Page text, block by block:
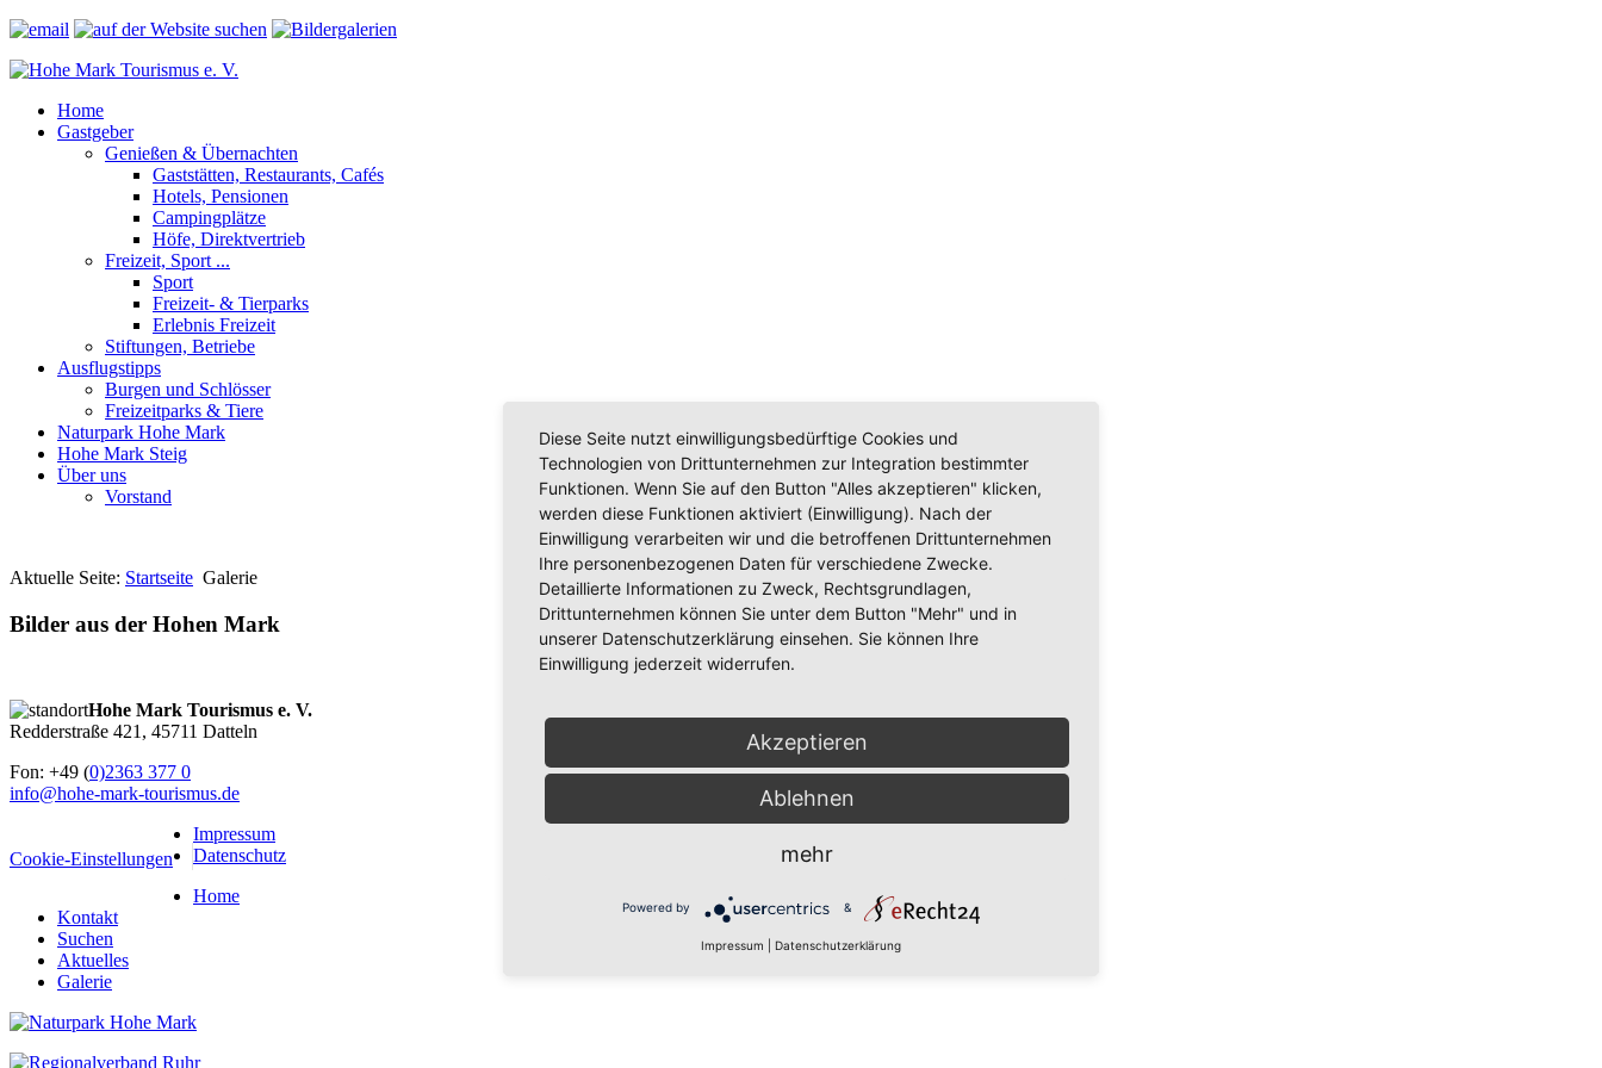
Home
Gastgeber
Genießen & Übernachten
Gaststätten, Restaurants, Cafés
Hotels, Pensionen
Campingplätze
Höfe, Direktvertrieb
Freizeit, Sport ...
Sport
Freizeit- & Tierparks
Erlebnis Freizeit
Stiftungen, Betriebe
Ausflugstipps
Burgen und Schlösser
Freizeitparks & Tiere
Naturpark Hohe Mark
Hohe Mark Steig
Über uns
Vorstand
Aktuelle Seite: Startseite Galerie
Bilder aus der Hohen Mark
Hohe Mark Tourismus e. V.
Redderstraße 421, 45711 Datteln
Fon: +49 (0)2363 377 0
info@hohe-mark-tourismus.de
Cookie-Einstellungen
Impressum
Datenschutz
Home
Kontakt
Suchen
Aktuelles
Galerie
Diese Seite nutzt einwilligungsbedürftige Cookies und
Technologien von Drittunternehmen zur Integration bestimmter
Funktionen. Wenn Sie auf den Button "Alles akzeptieren" klicken,
werden diese Funktionen aktiviert (Einwilligung). Nach der
Einwilligung verarbeiten wir und die betroffenen Drittunternehmen
Ihre personenbezogenen Daten für verschiedene Zwecke.
Detaillierte Informationen zu Zweck, Rechtsgrundlagen,
Drittunternehmen können Sie unter dem Button "Mehr" und in
unserer Datenschutzerklärung einsehen. Sie können Ihre
Einwilligung jederzeit widerrufen.
Akzeptieren
Ablehnen
mehr
Powered by &
Impressum Datenschutzerklärung